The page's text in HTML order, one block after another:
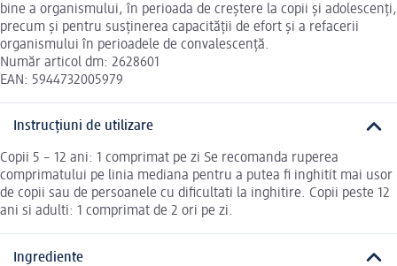
bine a organismului, în perioada de creștere la copii și adolescenți,
precum și pentru susținerea capacității de efort și a refacerii
organismului în perioadele de convalescență.
Număr articol dm: 2628601
EAN: 5944732005979
Instrucțiuni de utilizare
Copii 5 – 12 ani: 1 comprimat pe zi Se recomanda ruperea
comprimatului pe linia mediana pentru a putea ﬁ inghitit mai usor
de copii sau de persoanele cu diﬁcultati la inghitire. Copii peste 12
ani si adulti: 1 comprimat de 2 ori pe zi.
Ingrediente